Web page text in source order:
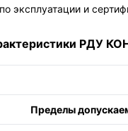
эксплуатации и
РДУ
Пределы